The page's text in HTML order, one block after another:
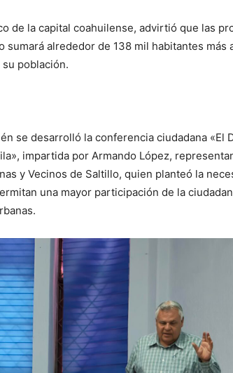
de la capital coahuilense, advirtió que las
sumará alrededor de 138 mil habitantes más
población.
se desarrolló la conferencia ciudadana «El
impartida por Armando López,
y Vecinos de Saltillo, quien planteó la
una mayor participación de la